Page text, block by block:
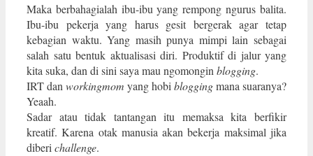
Maka berbahagialah ibu-ibu yang rempong ngurus balita.
Ibu-ibu pekerja yang harus gesit bergerak agar tetap
kebagian waktu. Yang masih punya mimpi lain sebagai
salah satu bentuk aktualisasi diri. Produktif di jalur yang
kita suka, dan di sini saya mau ngomongin blogging.
IRT dan workingmom yang hobi bloggingmana suaranya?
Yeaah.
Sadar atau tidak tantangan itu memaksa kita berfikir
kreatif. Karena otak manusia akan bekerja maksimal jika
diberi challenge.